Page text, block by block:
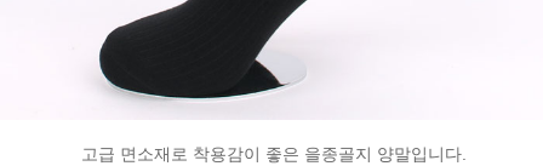
고급 면소재로 착용감이 좋은 을종골지 양말입니다.